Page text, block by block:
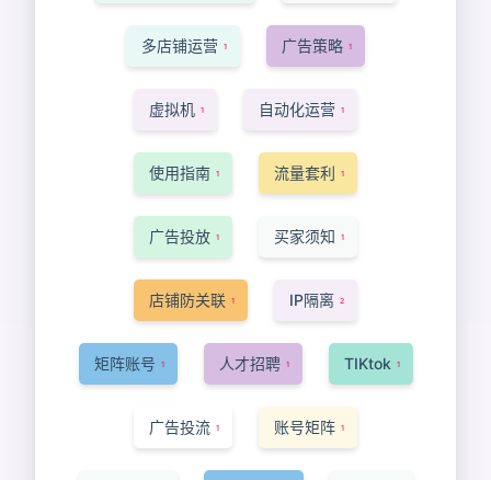
多店铺运营 1 广告策略 1
虚拟机 1 自动化运营 1
使用指南 1 流量套利 1
广告投放 1 买家须知 1
店铺防关联 1 IP隔离 2
矩阵账号 1 人才招聘 1 TIKtok 1
广告投流 1 账号矩阵 1